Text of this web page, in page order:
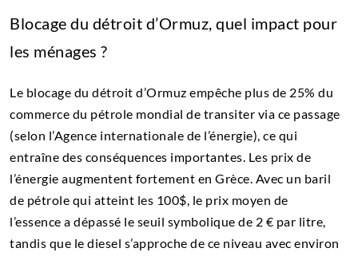
Blocage du détroit d’Ormuz, quel impact pour
les ménages ?
Le blocage du détroit d’Ormuz empêche plus de 25% du
commerce du pétrole mondial de transiter via ce passage
(selon l’Agence internationale de l’énergie), ce qui
entraîne des conséquences importantes. Les prix de
l’énergie augmentent fortement en Grèce. Avec un baril
de pétrole qui atteint les 100$, le prix moyen de
l’essence a dépassé le seuil symbolique de 2 € par litre,
tandis que le diesel s’approche de ce niveau avec environ